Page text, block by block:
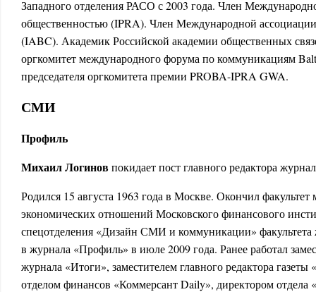
Западного отделения РАСО с 2003 года. Член
общественностью (IPRA). Член Международной
(IABC). Академик Российской академии общественных
оргкомитет международного форума по коммуникациям
председателя оргкомитета премии PROBA-IPRA GWA.
СМИ
Профиль
Михаил Логиновпокидает пост главного редактора
Родился 15 августа 1963 года в Москве. Окончил
экономических отношений Московского финансового
спецотделения «Дизайн СМИ и коммуникации»
в журнала «Профиль» в июле 2009 года. Ранее работал
журнала «Итоги», заместителем главного редактора
отделом финансов «Коммерсант Daily», директором отдела